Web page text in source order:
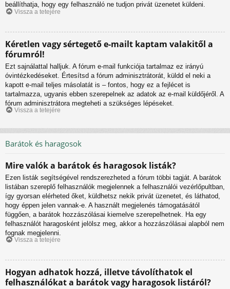
beállíthatja, hogy egy felhasználó ne tudjon privát üzenetet küldeni.
Vissza a tetejére
Kéretlen vagy sértegető e-mailt kaptam valakitől a
fórumról!
Ezt sajnálattal halljuk. A fórum e-mail funkciója tartalmaz ez irányú
óvintézkedéseket. Értesítsd a fórum adminisztrátorát, küldd el neki a
kapott e-mail teljes másolatát is – fontos, hogy ez a fejlécet is
tartalmazza, ugyanis ebben szerepelnek az adatok az e-mail küldőjéről. A
fórum adminisztrátora megteheti a szükséges lépéseket.
Vissza a tetejére
Barátok és haragosok
Mire valók a barátok és haragosok listák?
Ezen listák segítségével rendszerezheted a fórum többi tagját. A barátok
listában szereplő felhasználók megjelennek a felhasználói vezérlőpultban,
így gyorsan elérheted őket, küldhetsz nekik privát üzenetet, és láthatod,
hogy éppen jelen vannak-e. A használt megjelenés támogatásától
függően, a barátok hozzászólásai kiemelve szerepelhetnek. Ha egy
felhasználót haragosként jelölsz meg, akkor a hozzászólásai alapból nem
fognak megjelenni.
Vissza a tetejére
Hogyan adhatok hozzá, illetve távolíthatok el
felhasználókat a barátok vagy haragosok listáról?